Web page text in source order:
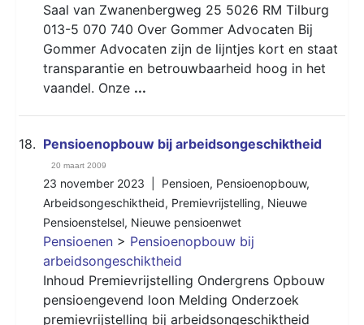
Saal van Zwanenbergweg 25 5026 RM Tilburg
013-5 070 740 Over Gommer Advocaten Bij
Gommer Advocaten zijn de lijntjes kort en staat
transparantie en betrouwbaarheid hoog in het
vaandel. Onze ...
18. Pensioenopbouw bij arbeidsongeschiktheid
20 maart 2009
23 november 2023 | Pensioen, Pensioenopbouw,
Arbeidsongeschiktheid, Premievrijstelling, Nieuwe
Pensioenstelsel, Nieuwe pensioenwet
Pensioenen > Pensioenopbouw bij
arbeidsongeschiktheid
Inhoud Premievrijstelling Ondergrens Opbouw
pensioengevend loon Melding Onderzoek
premievrijstelling bij arbeidsongeschiktheid